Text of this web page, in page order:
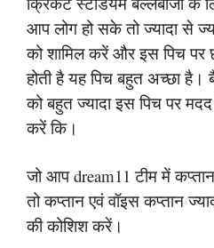
आप लोग हो सके तो ज्यादा से
को शामिल करें और इस पिच पर
होती है यह पिच बहुत अच्छा है।
को बहुत ज्यादा इस पिच पर
करें कि।
जो आप dream11 टीम में
तो कप्तान एवं वॉइस कप्तान
की कोशिश करें।